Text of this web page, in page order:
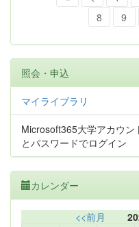
8
9
照会・申込
マイライブラリ
Microsoft365大学アカウ
とパスワードでログイン
カレンダー
<<前月